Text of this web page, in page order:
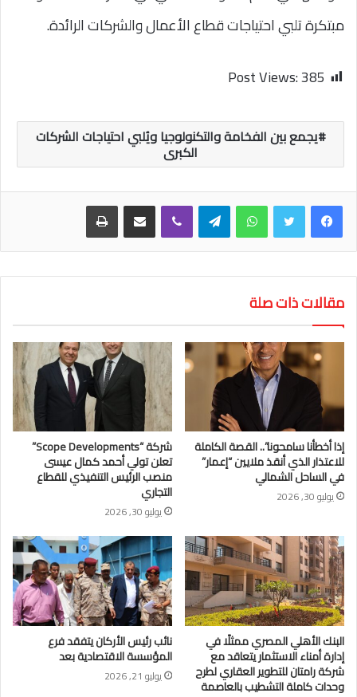
مبتكرة تلبي احتياجات قطاع الأعمال والشركات الرائدة.
Post Views:385
يجمع بين الفخامة والتكنولوجيا ويُلبي احتياجات الشركات
الكبرى
واتساب تيلقرام
مقالات ذات صلة
إذا أخطأنا سامحونا”.. القصة الكاملة
للاعتذار الذي أنقذ ملايين “إعمار”
في الساحل الشمالي
يوليو 30, 2026
شركة “Scope Developments”
تعلن تولي أحمد كمال عيسى
منصب الرئيس التنفيذي للقطاع
التجاري
يوليو 30, 2026
البنك الأهلي المصري ممثلًا في
إدارة أمناء الاستثمار يتعاقد مع
شركة رامتان للتطوير العقاري لطرح
وحدات كاملة التشطيب بالعاصمة
نائب رئيس الأركان يتفقد فرع
المؤسسة الاقتصادية بعد
يوليو 21, 2026